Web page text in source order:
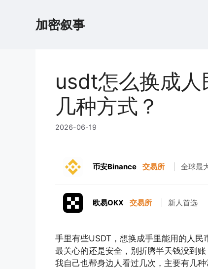
加密叙事
usdt怎么换成
几种方式？
2026-06-19
币安Binance 交易所 全球最
欧易OKX 交易所 新人首选
手里有些USDT，想换成手里能用的人
最关心的还是安全，别折腾半天钱没到账
我自己也帮身边人看过几次，主要有几